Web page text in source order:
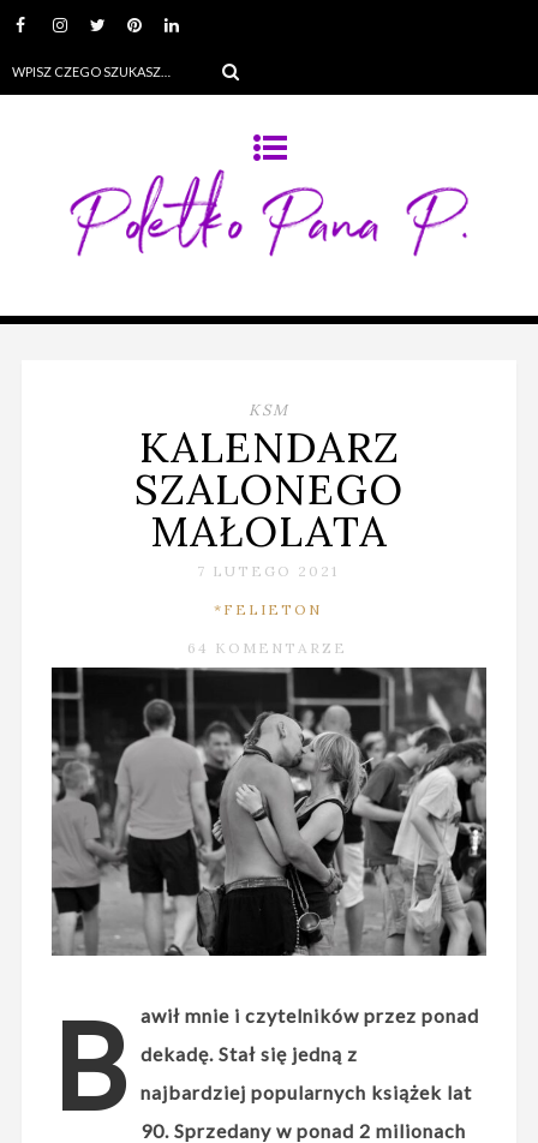
KSM
KALENDARZ
SZALONEGO
MAŁOLATA
7 LUTEGO 2021
*FELIETON
64 KOMENTARZE
B
awił mnie i czytelników przez ponad
dekadę. Stał się jedną z
najbardziej popularnych książek lat
90. Sprzedany w ponad 2 milionach